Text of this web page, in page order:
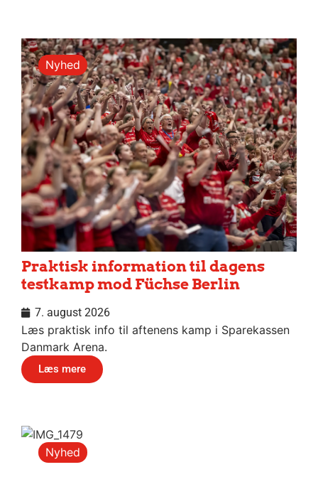
Nyhed
Praktisk information til dagens
testkamp mod Füchse Berlin
7. august 2026
Læs praktisk info til aftenens kamp i Sparekassen
Danmark Arena.
Læs mere
Nyhed